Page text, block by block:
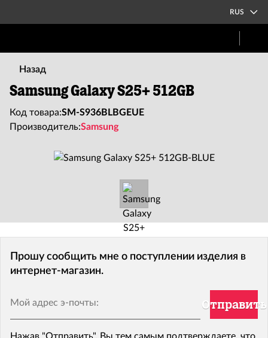
RUS
Назад
Samsung Galaxy S25+ 512GB
Код товара:SM-S936BLBGEUE
Производитель:Samsung
Прошу сообщить мне о поступлении изделия в
интернет-магазин.
Мой адрес э-почты:
Отправить